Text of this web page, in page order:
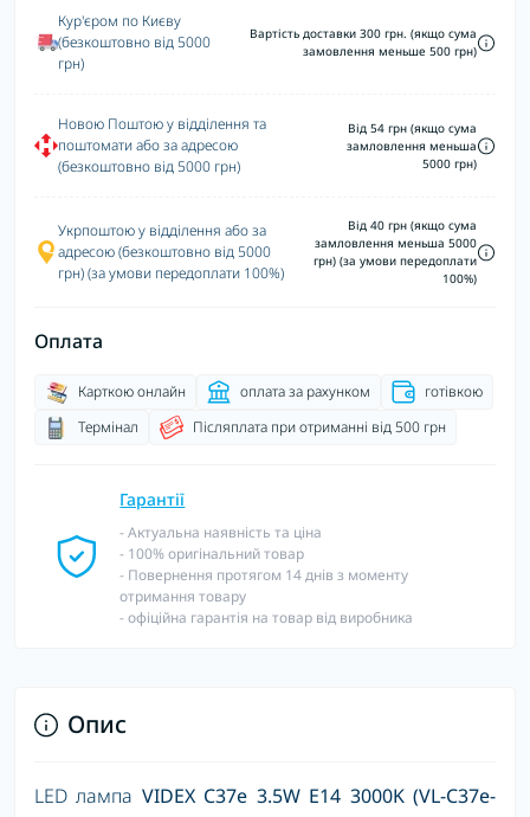
Кур'єром по Києву
(безкоштовно від 5000
грн)
Вартість доставки 300 грн. (якщо сума
замовлення меньше 500 грн)
Новою Поштою у відділення та
поштомати або за адресою
(безкоштовно від 5000 грн)
Від 54 грн (якщо сума
замловлення меньша
5000 грн)
Укрпоштою у відділення або за
адресою (безкоштовно від 5000
грн) (за умови передоплати 100%)
Від 40 грн (якщо сума
замловлення меньша 5000
грн) (за умови передоплати
100%)
Оплата
Карткою онлайн оплата за рахунком
готівкою
Термінал
Післяплата при отриманні від 500 грн
Гарантії
- Актуальна наявність та ціна
- 100% оригінальний товар
- Повернення протягом 14 днів з моменту
отримання товару
- офіційна гарантія на товар від виробника
Опис
LED лампа VIDEX C37e 3.5W E14 3000K (VL-C37e-